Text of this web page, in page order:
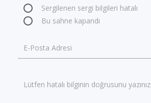
Sergilenen sergi bilgileri hatalı
Bu sahne kapandı
E-Posta Adresi
Lütfen hatalı bilginin doğrusunu yazınız